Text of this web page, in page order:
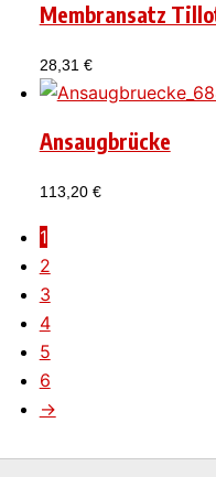
Membransatz
28,31 €
Ansaugbrücke
113,20 €
1
2
3
4
5
6
→